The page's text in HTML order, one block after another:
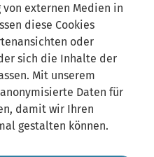
externen Medien in
diese Cookies
oder
sich die Inhalte der
Mit unserem
Daten für
damit wir Ihren
gestalten können.